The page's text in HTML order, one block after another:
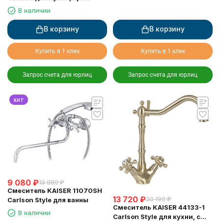
В наличии
В корзину
Купить в 1 клик
Запрос счета для юрлиц
В корзину
Купить в 1 клик
Запрос счета для юрлиц
хит
9 080 ₽19 980 ₽
Смеситель KAISER 11070SH
Carlson Style для ванны
В наличии
13 720 ₽30 190 ₽
Смеситель KAISER 44133-1
Carlson Style для кухни, с